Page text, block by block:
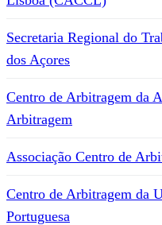
Secretaria Regional do
dos Açores
Centro de Arbitragem da
Arbitragem
Associação Centro de
Centro de Arbitragem da
Portuguesa